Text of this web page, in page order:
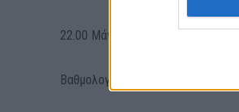
22.00 Μάντσεστερ Γιουνάιτεντ –
Βαθμολογία